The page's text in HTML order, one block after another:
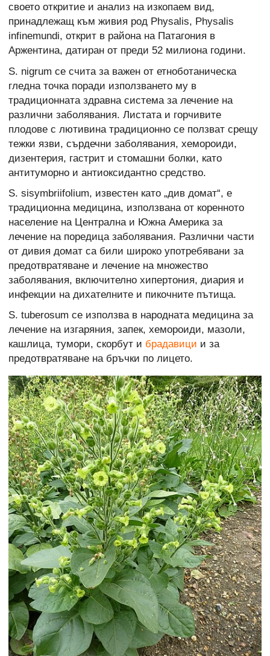
своето откритие и анализ на изкопаем вид,
принадлежащ към живия род Physalis, Physalis
infinemundi, открит в района на Патагония в
Аржентина, датиран от преди 52 милиона години.
S. nigrum се счита за важен от етноботаническа
гледна точка поради използването му в
традиционната здравна система за лечение на
различни заболявания. Листата и горчивите
плодове с лютивина традиционно се ползват срещу
тежки язви, сърдечни заболявания, хемороиди,
дизентерия, гастрит и стомашни болки, като
антитуморно и антиоксидантно средство.
S. sisymbriifolium, известен като „див домат“, е
традиционна медицина, използвана от коренното
население на Централна и Южна Америка за
лечение на поредица заболявания. Различни части
от дивия домат са били широко употребявани за
предотвратяване и лечение на множество
заболявания, включително хипертония, диария и
инфекции на дихателните и пикочните пътища.
S. tuberosum се използва в народната медицина за
лечение на изгаряния, запек, хемороиди, мазоли,
кашлица, тумори, скорбут и брадавици и за
предотвратяване на бръчки по лицето.